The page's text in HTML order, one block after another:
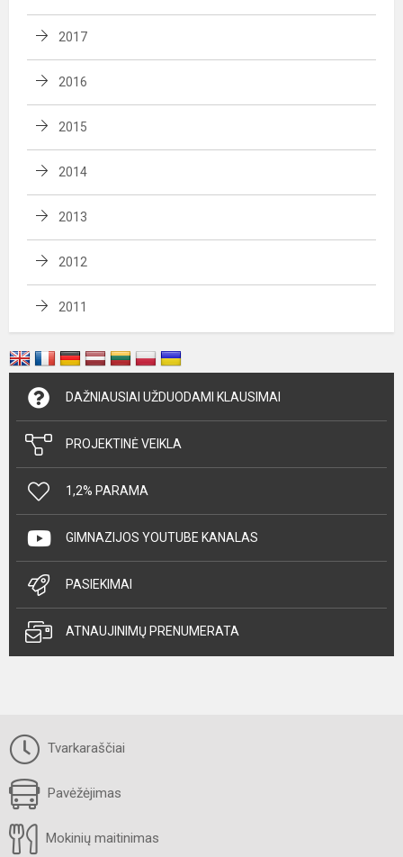
2017
2016
2015
2014
2013
2012
2011
DAŽNIAUSIAI UŽDUODAMI KLAUSIMAI
PROJEKTINĖ VEIKLA
1,2% PARAMA
GIMNAZIJOS YOUTUBE KANALAS
PASIEKIMAI
ATNAUJINIMŲ PRENUMERATA
Tvarkaraščiai
Pavėžėjimas
Mokinių maitinimas